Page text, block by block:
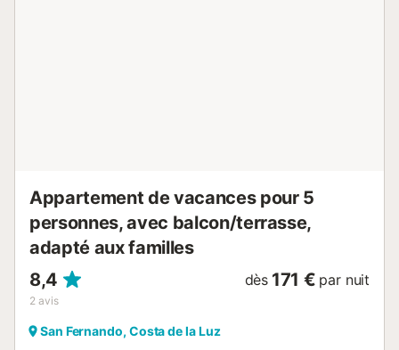
Appartement de vacances pour 5
personnes, avec balcon/terrasse,
adapté aux familles
8,4
2 avis
dès 171 € par nuit
San Fernando, Costa de la Luz